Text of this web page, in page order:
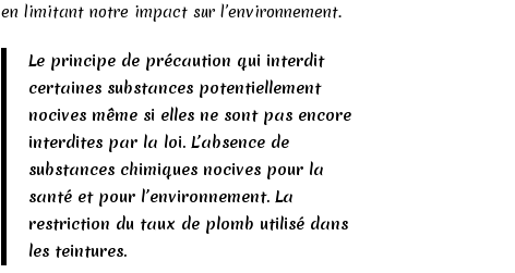
en limitant notre impact sur l’environnement.
Le principe de précaution qui interdit
certaines substances potentiellement
nocives même si elles ne sont pas encore
interdites par la loi. L’absence de
substances chimiques nocives pour la
santé et pour l’environnement. La
restriction du taux de plomb utilisé dans
les teintures.